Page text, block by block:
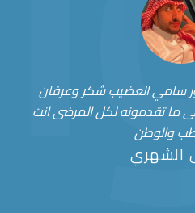
سامي العضيب شكر وعرفان
ما تقدمونه لكل المرضى انت
والوطن
الشهري